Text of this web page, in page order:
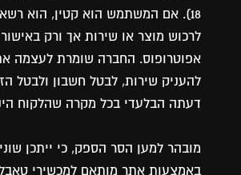
18). אם המשתמש הוא קטין, הוא
לרכוש מוצר או שירות אך ורק
אפוטרופוס. החברה שומרת לעצמה
להעניק שירות, לבטל חשבון ולבטל
דעתה הבלעדי בכל מקרה שהלקוח הינו
מובהר למען הסר הספק, כי ייתכן
באמצעות אתר מותאם למכשירי